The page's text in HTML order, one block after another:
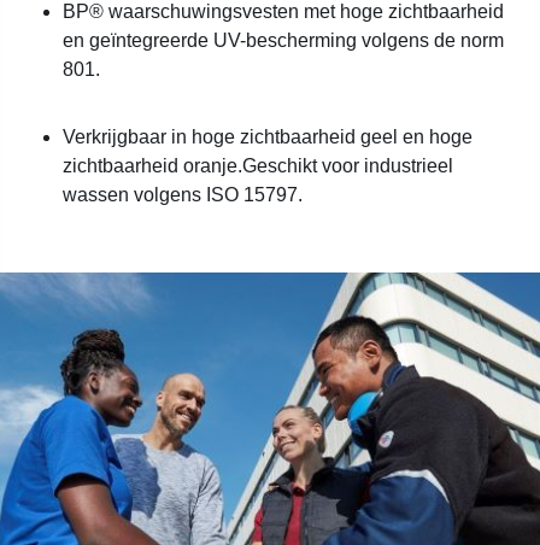
BP® waarschuwingsvesten met hoge zichtbaarheid
en geïntegreerde UV-bescherming volgens de norm
801.
Verkrijgbaar in hoge zichtbaarheid geel en hoge
zichtbaarheid oranje.Geschikt voor industrieel
wassen volgens ISO 15797.